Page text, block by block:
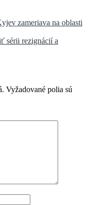
zameriava na oblasti
sérii rezignácií a
Vyžadované polia sú